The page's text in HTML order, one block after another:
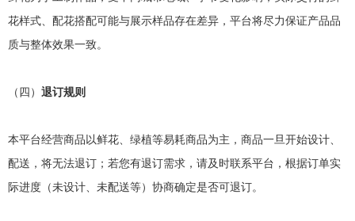
花样式、配花搭配可能与展示样品存在差异，平台将尽力保证产品品
质与整体效果一致。
（四） 退订规则
本平台经营商品以鲜花、绿植等易耗商品为主，商品一旦开始设计、
配送，将无法退订；若您有退订需求，请及时联系平台，根据订单实
际进度（未设计、未配送等）协商确定是否可退订。